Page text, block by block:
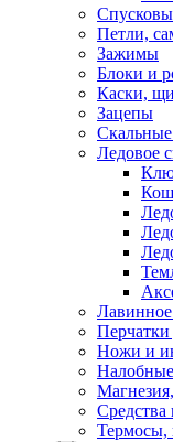
Петли,
Зажимы
Блоки и
Каски,
Зацепы
Ледовое
Перчатки
Ножи и
Средства
Термосы,